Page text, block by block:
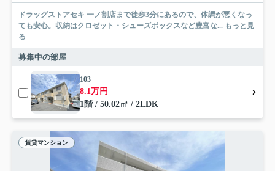
ドラッグストアセキ 一ノ割店まで徒歩3分にあるので、体調が悪くなっ
ても安心。収納はクロゼット・シューズボックスなど豊富な... もっと見
る
募集中の部屋
103
8.1万円
1階 / 50.02㎡ / 2LDK
賃貸マンション